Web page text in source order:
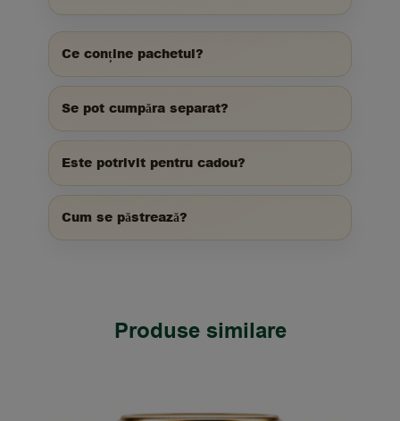
Ce conține pachetul?
Se pot cumpăra separat?
Este potrivit pentru cadou?
Cum se păstrează?
Produse similare